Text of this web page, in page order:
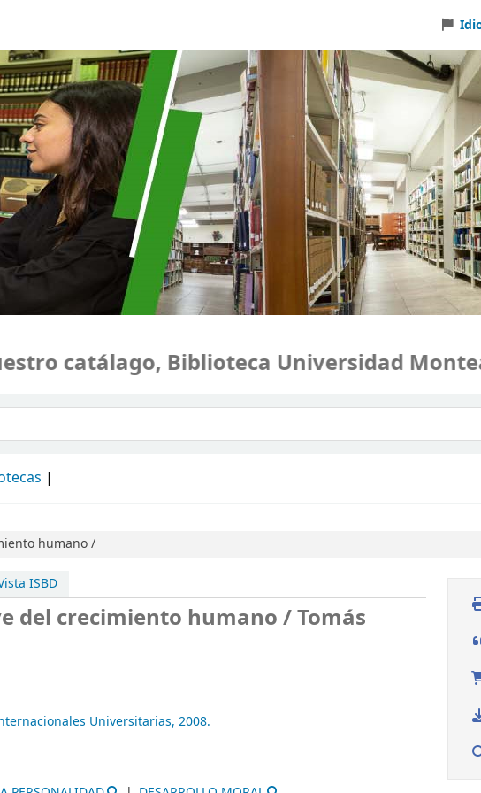
catálago, Biblioteca Universidad
humano /
ISBD
del crecimiento humano /Tomás
Universitarias, 2008.